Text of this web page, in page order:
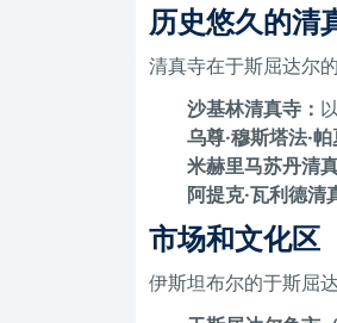
历史悠久的清
清真寺在于斯屈达尔
沙基林清真寺：
乌尊·穆斯塔法·
米赫里马苏丹清
阿提克·瓦利德清
市场和文化区
伊斯坦布尔的于斯屈